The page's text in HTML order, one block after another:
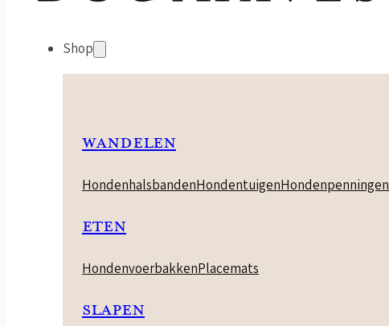
Shop
WANDELEN
HondenhalsbandenHondentuigenHondenpenningen
ETEN
HondenvoerbakkenPlacemats
SLAPEN